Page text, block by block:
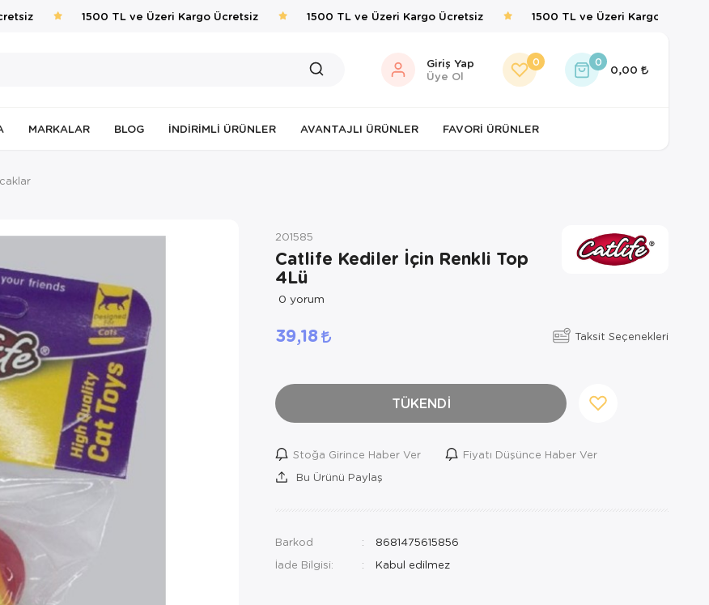
1500 TL ve Üzeri Kargo Ücretsiz 1500 TL ve Üzeri Kargo Ücretsiz 1500 TL ve Üzeri Kargo Ücretsiz
Giriş Yap
Üye Ol
0 0
0,00
MARKALAR BLOG İNDIRIMLI ÜRÜNLER AVANTAJLI ÜRÜNLER FAVORI ÜRÜNLER
201585
Catlife Kediler İçin Renkli Top
4Lü
0 yorum
39,18 Taksit Seçenekleri
TÜKENDİ
Stoğa Girince Haber Ver
Fiyatı Düşünce Haber Ver
Bu Ürünü Paylaş
Barkod
8681475615856
İade Bilgisi: